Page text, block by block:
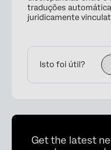
traduções
juridicamente
Isto foi útil?
Get the latest